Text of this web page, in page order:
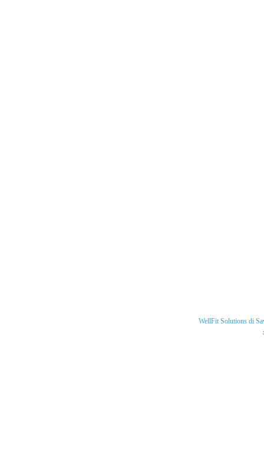
WellFit Solutions di